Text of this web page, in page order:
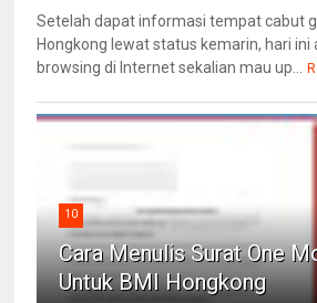
Setelah dapat informasi tempat cabut
Hongkong lewat status kemarin, hari ini
browsing di Internet sekalian mau up...
10
Cara Menulis Surat One
Untuk BMI Hongkong